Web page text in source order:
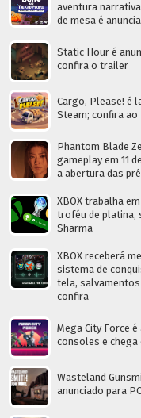
aventura
de mesa é
Static Hour é
confira o trailer
Cargo, Please! é
Steam; confira
Phantom Blade
gameplay em 11
a abertura das
XBOX trabalha
troféu de platina,
Sharma
XBOX receberá
sistema de
tela,
confira
Mega City Force
consoles e chega
Wasteland
anunciado para